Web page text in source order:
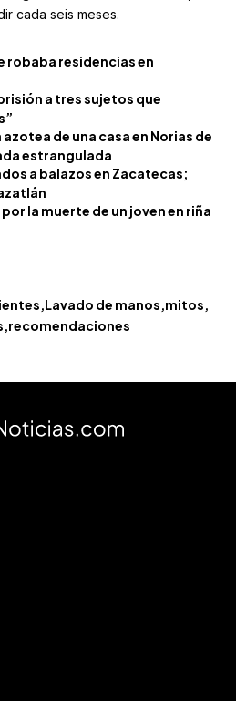
cada seis meses.
robaba residencias en
a tres sujetos que
de una casa en Norias de
estrangulada
a balazos en Zacatecas;
la muerte de un joven en riña
Lavado de manos mitos
recomendaciones